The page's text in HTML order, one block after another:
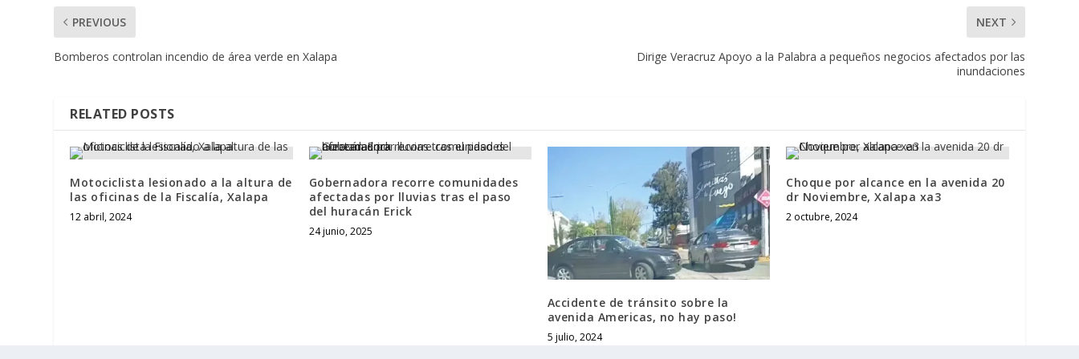
PREVIOUS
Bomberos controlan incendio de área verde en Xalapa
NEXT
Dirige Veracruz Apoyo a la Palabra a pequeños negocios afectados por las
inundaciones
RELATED POSTS
Motociclista lesionado a la altura de
las oficinas de la Fiscalía, Xalapa
12 abril, 2024
Gobernadora recorre comunidades
afectadas por lluvias tras el paso
del huracán Erick
24 junio, 2025
Accidente de tránsito sobre la
avenida Americas, no hay paso!
5 julio, 2024
Choque por alcance en la avenida 20
dr Noviembre, Xalapa xa3
2 octubre, 2024